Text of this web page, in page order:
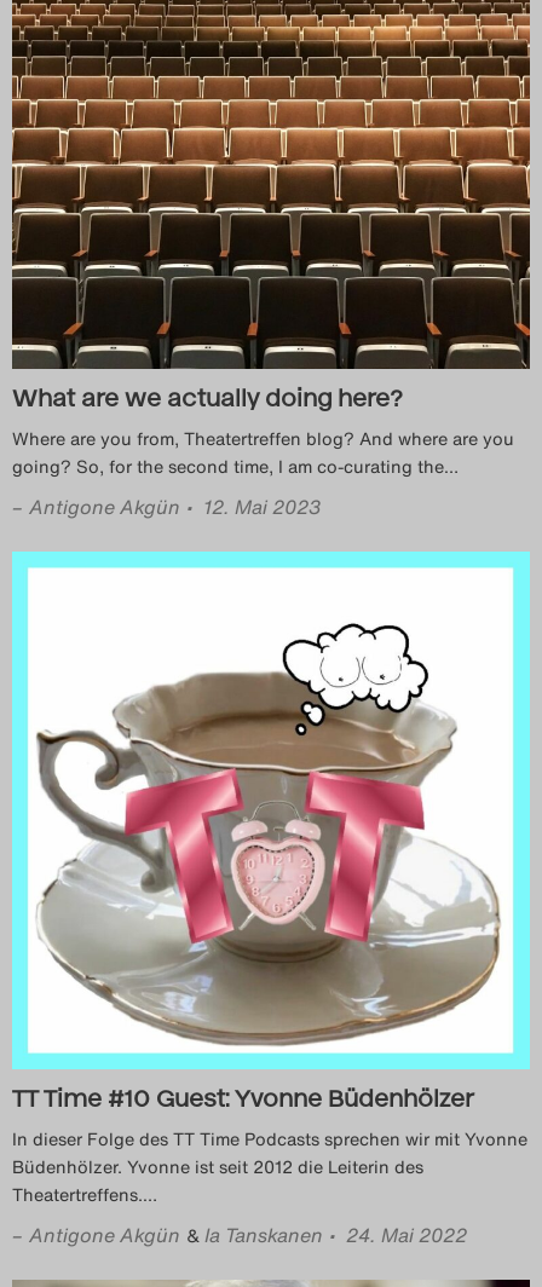
What are we actually doing here?
Where are you from, Theatertreffen blog? And where are you
going? So, for the second time, I am co-curating the…
– Antigone Akgün • 12. Mai 2023
TT Time #10 Guest: Yvonne Büdenhölzer
In dieser Folge des TT Time Podcasts sprechen wir mit Yvonne
Büdenhölzer. Yvonne ist seit 2012 die Leiterin des
Theatertreffens.…
– Antigone Akgün &Ia Tanskanen • 24. Mai 2022